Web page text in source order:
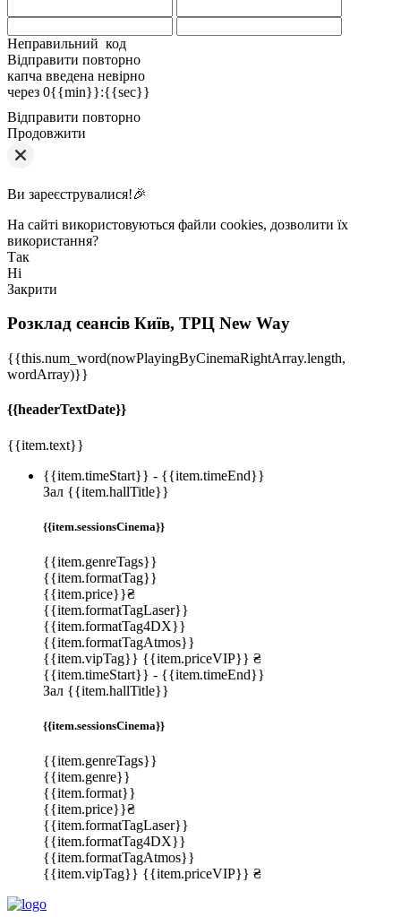
Неправильний код
Відправити повторно
капча введена невірно
через 0{{min}}:{{sec}}
Відправити повторно
Продовжити
Ви зареєструвалися!🎉
На сайті використовуються файли cookies, дозволити їх
використання?
Так
Ні
Закрити
Розклад сеансів Київ, ТРЦ New Way
{{this.num_word(nowPlayingByCinemaRightArray.length,
wordArray)}}
{{headerTextDate}}
{{item.text}}
{{item.timeStart}} - {{item.timeEnd}}
Зал {{item.hallTitle}}
{{item.sessionsCinema}}
{{item.genreTags}}
{{item.formatTag}}
{{item.price}}₴
{{item.formatTagLaser}}
{{item.formatTag4DX}}
{{item.formatTagAtmos}}
{{item.vipTag}} {{item.priceVIP}} ₴
{{item.timeStart}} - {{item.timeEnd}}
Зал {{item.hallTitle}}
{{item.sessionsCinema}}
{{item.genreTags}}
{{item.genre}}
{{item.format}}
{{item.price}}₴
{{item.formatTagLaser}}
{{item.formatTag4DX}}
{{item.formatTagAtmos}}
{{item.vipTag}} {{item.priceVIP}} ₴